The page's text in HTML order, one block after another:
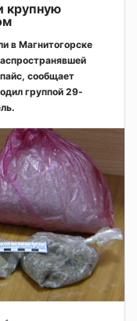
крупную
в Магнитогорске
сообщает
группой 29-